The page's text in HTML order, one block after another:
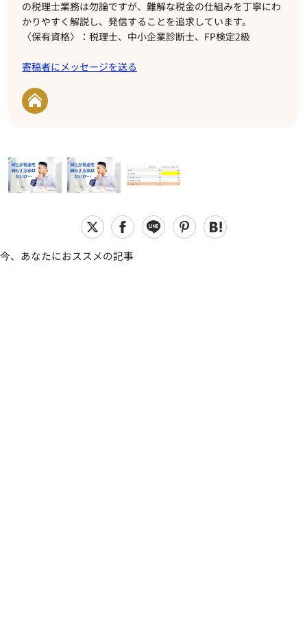
の税理士業務は勿論ですが、難解な税金の仕組みを丁寧にわ
かりやすく解説し、発信することを追求しています。
〈保有資格〉：税理士、中小企業診断士、FP検定2級
寄稿者にメッセージを送る
今、あなたにおススメの記事